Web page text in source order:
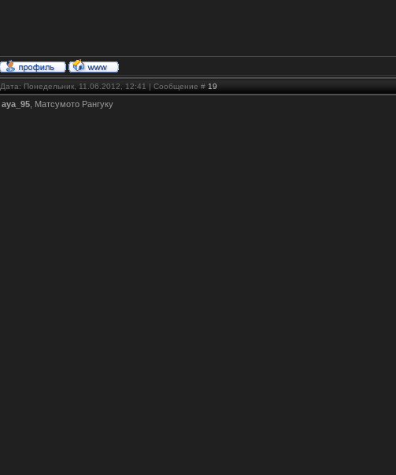
Дата: Понедельник, 11.06.2012, 12:41 | Сообщение # 19
aya_95 , Матсумото Рангуку